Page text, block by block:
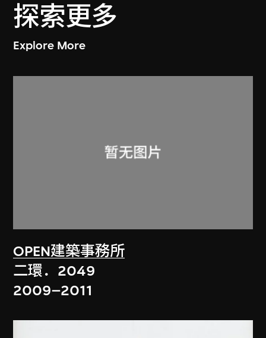
探索更多
Explore More
OPEN建築事務所
二環．2049
2009–2011